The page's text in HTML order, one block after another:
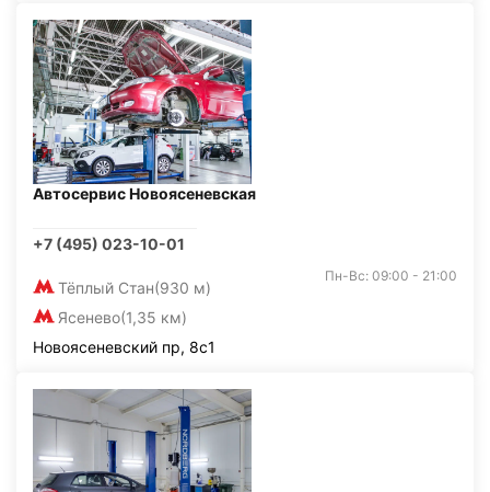
Автосервис Новоясеневская
+7 (495) 023-10-01
Тёплый Стан(930 м)
Ясенево(1,35 км)
Пн-Вс: 09:00 - 21:00
Новоясеневский пр, 8с1